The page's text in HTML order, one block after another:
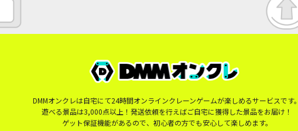
DMMオンクレは自宅にて24時間オンラインクレーンゲームが楽しめるサービスです
遊べる景品は3,000点以上！発送依頼を行えばご自宅に獲得した景品をお届け！
ゲット保証機能があるので、初心者の方でも安心して楽しめます。